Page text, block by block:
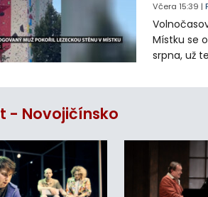
Včera 15:39 |
Místku se
srpna, už
vniknutí
- Novojičínsko